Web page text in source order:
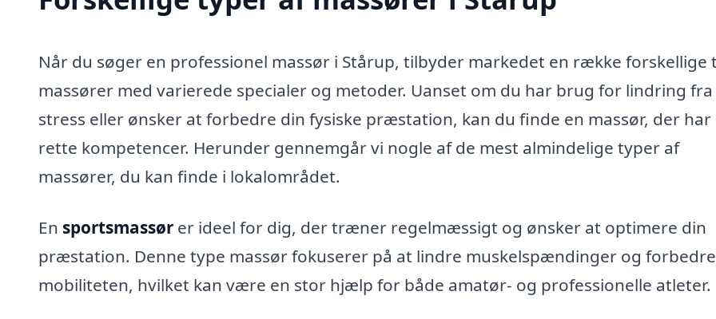
Når du søger en professionel massør i Stårup, tilbyder markedet en række forskellige
massører med varierede specialer og metoder. Uanset om du har brug for lindring fra
stress eller ønsker at forbedre din fysiske præstation, kan du finde en massør, der har
rette kompetencer. Herunder gennemgår vi nogle af de mest almindelige typer af
massører, du kan finde i lokalområdet.
En sportsmassør er ideel for dig, der træner regelmæssigt og ønsker at optimere din
præstation. Denne type massør fokuserer på at lindre muskelspændinger og forbedre
mobiliteten, hvilket kan være en stor hjælp for både amatør- og professionelle atleter.